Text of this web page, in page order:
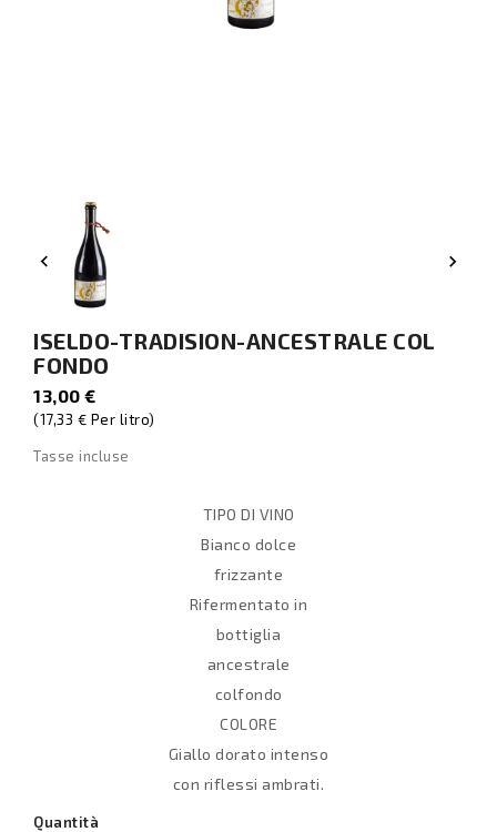
 
ISELDO-TRADISION-ANCESTRALE COL
FONDO
13,00 €
(17,33 € Per litro)
Tasse incluse
TIPO DI VINO
Bianco dolce
frizzante
Rifermentato in
bottiglia
ancestrale
colfondo
COLORE
Giallo dorato intenso
con riflessi ambrati.
Quantità